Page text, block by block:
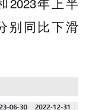
别同比下滑